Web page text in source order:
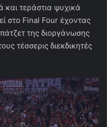
τεράστια ψυχικά
στο Final Four έχοντας
της διοργάνωσης
τέσσερις διεκδικητές